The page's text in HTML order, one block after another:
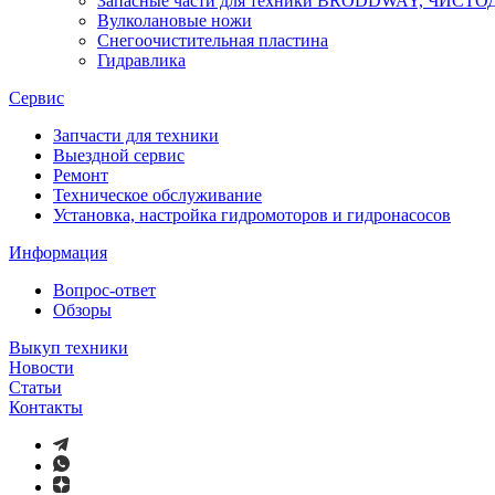
Вулколановые ножи
Снегоочистительная пластина
Гидравлика
Сервис
Запчасти для техники
Выездной сервис
Ремонт
Техническое обслуживание
Установка, настройка гидромоторов и гидронасосов
Информация
Вопрос-ответ
Обзоры
Выкуп техники
Новости
Статьи
Контакты